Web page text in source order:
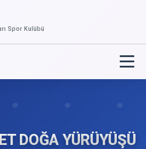
Spor Kulübü
DOĞA YÜRÜYÜŞÜ